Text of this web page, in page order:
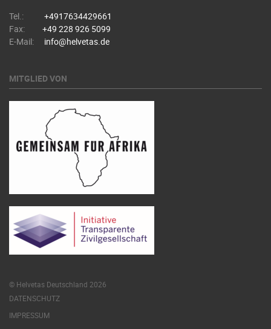
Tel.:
+4917634429661
Fax:
+49 228 926 5099
E-Mail:
info@helvetas.de
MITGLIED VON
© Helvetas Deutschland 2026
DATENSCHUTZ
IMPRESSUM